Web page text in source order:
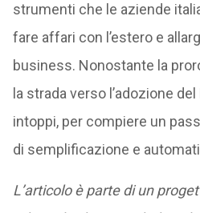
strumenti che le aziende
fare affari con l’estero e
business. Nonostante la
la strada verso l’adozione
intoppi, per compiere un
di semplificazione e
L’articolo è parte di un